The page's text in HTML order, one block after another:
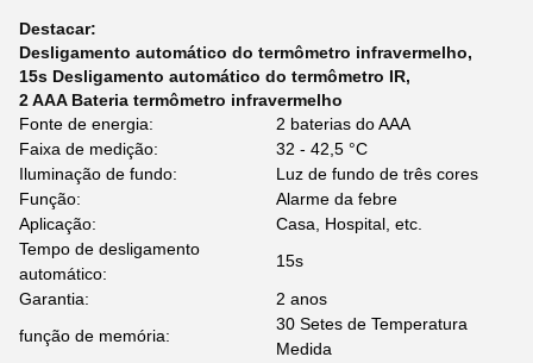
Destacar:
Desligamento automático do termômetro infravermelho,
15s Desligamento automático do termômetro IR,
2 AAA Bateria termômetro infravermelho
Fonte de energia:
2 baterias do AAA
Faixa de medição:
32 - 42,5 °C
Iluminação de fundo:
Luz de fundo de três cores
Função:
Alarme da febre
Aplicação:
Casa, Hospital, etc.
Tempo de desligamento
automático:
15s
Garantia:
2 anos
função de memória:
30 Setes de Temperatura
Medida